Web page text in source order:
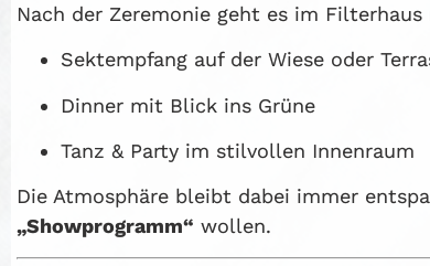
Nach der Zeremonie geht es im
Sektempfang auf der Wiese oder
Dinner mit Blick ins Grüne
Tanz & Party im stilvollen Innenraum
Die Atmosphäre bleibt dabei immer
„Showprogramm“ wollen.